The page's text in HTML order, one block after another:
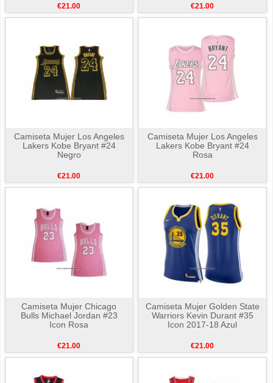
€21.00 €21.00
Camiseta Mujer Los Angeles
Lakers Kobe Bryant #24
Negro
€21.00
Camiseta Mujer Los Angeles
Lakers Kobe Bryant #24
Rosa
€21.00
Camiseta Mujer Chicago
Bulls Michael Jordan #23
Icon Rosa
€21.00
Camiseta Mujer Golden State
Warriors Kevin Durant #35
Icon 2017-18 Azul
€21.00